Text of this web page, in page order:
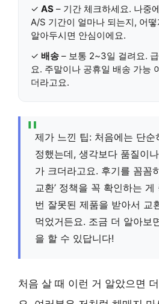
✓ AS – 기간 체크하세요. 나중
A/S 기간이 얼마나 되는지, 어
알아두시면 안심이에요.
✓ 배송 – 보통 2~3일 걸려요.
요. 주말이나 공휴일 배송 가능
더라고요.
제가 느낀 팁: 처음에는 단순
정했는데, 생각보다 품질이
가 크더라고요. 후기를 꼼꼼
교환’ 정책을 꼭 확인하는
번 잘못된 제품을 받아서 교
먹었거든요. 조금 더 알아보
을 할 수 있답니다!
처음 살 때 이런 거 알았으면